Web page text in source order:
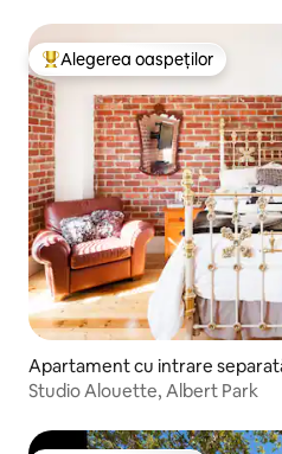
Locuință din topul categoriei
Alegerea oaspeților
Apartament cu intrare
k
Studio Alouette, Albert Park